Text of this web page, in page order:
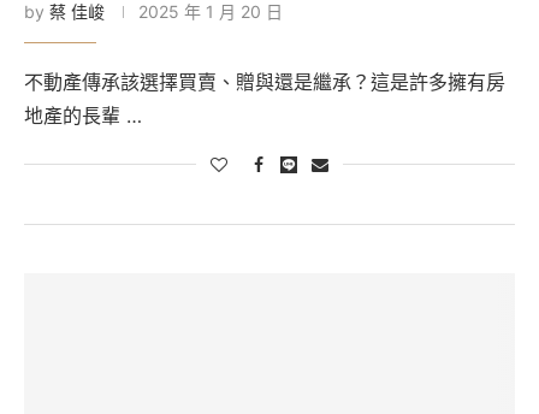
by 蔡 佳峻 2025 年 1 月 20 日
不動產傳承該選擇買賣、贈與還是繼承？這是許多擁有房
地產的長輩 …